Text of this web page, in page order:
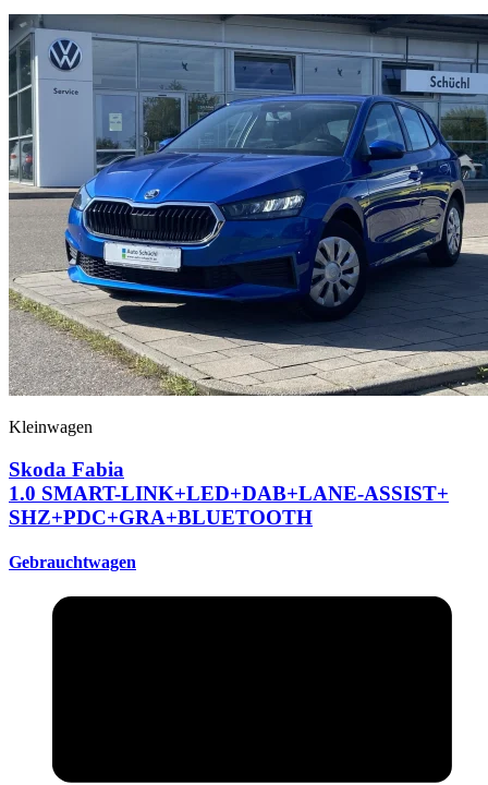
Kleinwagen
Skoda Fabia
1.0 SMART-LINK+LED+DAB+LANE-ASSIST+
SHZ+PDC+GRA+BLUETOOTH
Gebrauchtwagen